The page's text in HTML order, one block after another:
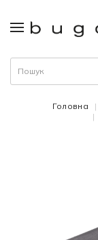
Головна